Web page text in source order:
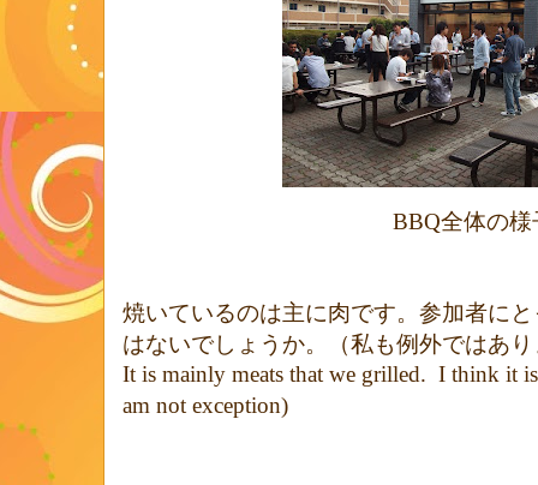
BBQ全体の
焼いているのは主に肉です。参加者に
はないでしょうか。（私も例外ではあ
It is mainly meats that we grilled. I think it is
am not exception)